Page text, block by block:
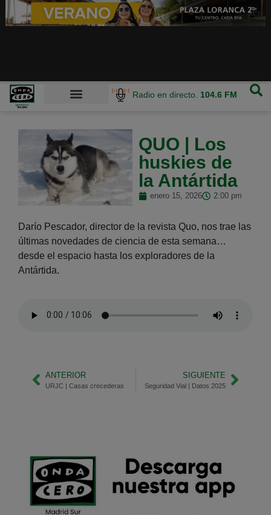
Radio en directo. 104.6 FM
QUO | Los
huskies de
la Antártida
enero 15, 2026 2:00 pm
Darío Pescador, director de la revista Quo, nos trae las
últimas novedades de ciencia de esta semana…
desde el espacio hasta los exploradores de la
Antártida.
ANTERIOR
URJC | Casas crecederas
SIGUIENTE
Seguridad Vial | Datos 2025